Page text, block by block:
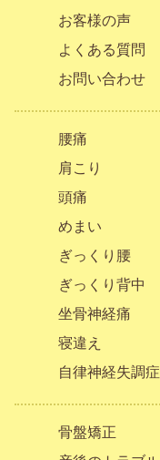
お客様の声
よくある質問
お問い合わせ
腰痛
肩こり
頭痛
めまい
ぎっくり腰
ぎっくり背中
坐骨神経痛
寝違え
自律神経失調症
骨盤矯正